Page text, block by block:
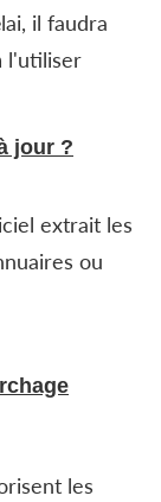
il faudra
l'utiliser
jour ?
extrait les
ou
les